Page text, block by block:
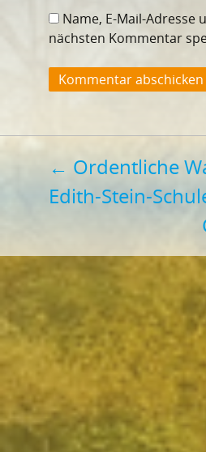
Name, E-Mail-Adresse
nächsten Kommentar
← Ordentliche
Edith-Stein-